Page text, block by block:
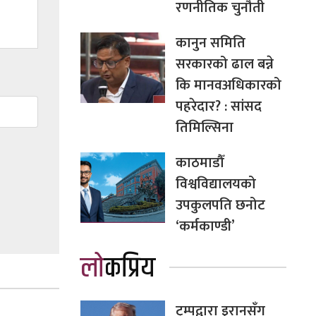
रणनीतिक चुनौती
कानुन समिति
सरकारको ढाल बन्ने
कि मानवअधिकारको
पहरेदार? : सांसद
तिमिल्सिना
काठमाडौँ
विश्वविद्यालयको
उपकुलपति छनोट
‘कर्मकाण्डी’
लोकप्रिय
ट्रम्पद्वारा इरानसँग